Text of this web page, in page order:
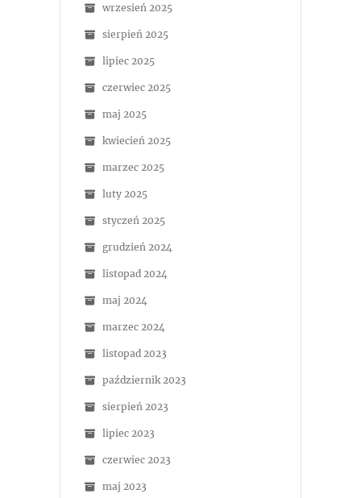
wrzesień 2025
sierpień 2025
lipiec 2025
czerwiec 2025
maj 2025
kwiecień 2025
marzec 2025
luty 2025
styczeń 2025
grudzień 2024
listopad 2024
maj 2024
marzec 2024
listopad 2023
październik 2023
sierpień 2023
lipiec 2023
czerwiec 2023
maj 2023